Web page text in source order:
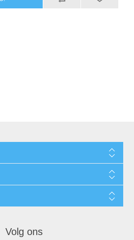
Volg ons